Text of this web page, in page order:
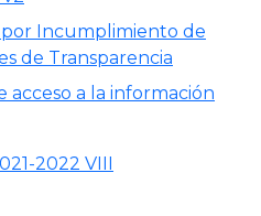
Incumplimiento de
de Transparencia
acceso a la información
2022 VIII